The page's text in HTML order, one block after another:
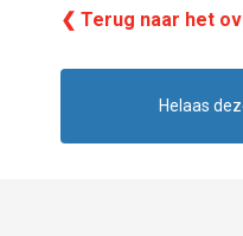
❮ Terug naar het
Helaas